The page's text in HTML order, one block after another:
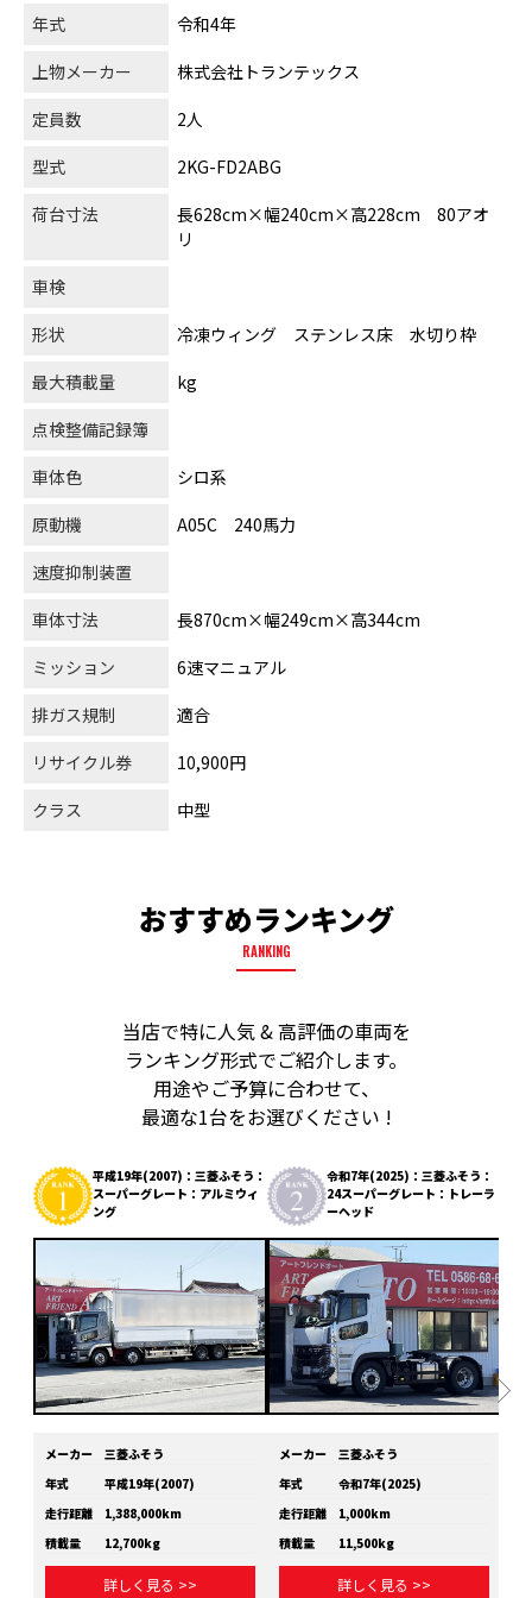
年式
令和4年
上物メーカー
株式会社トランテックス
定員数
2人
型式
2KG-FD2ABG
荷台寸法
長628cm×幅240cm×高228cm 80アオ
リ
車検
形状
冷凍ウィング ステンレス床 水切り枠
最大積載量
kg
点検整備記録簿
車体色
シロ系
原動機
A05C 240馬力
速度抑制装置
車体寸法
長870cm×幅249cm×高344cm
ミッション
6速マニュアル
排ガス規制
適合
リサイクル券
10,900円
クラス
中型
おすすめランキング
RANKING
当店で特に人気 & 高評価の車両を
ランキング形式でご紹介します。
用途やご予算に合わせて、
最適な1台をお選びください !
平成19年(2007)：三菱ふそう：
スーパーグレート：アルミウィ
ング
メーカー
三菱ふそう
年式
平成19年(2007)
走行距離
1,388,000km
積載量
12,700kg
詳しく見る >>
令和7年(2025)：三菱ふそう：
24スーパーグレート：トレーラ
ーヘッド
メーカー
三菱ふそう
年式
令和7年(2025)
走行距離
1,000km
積載量
11,500kg
詳しく見る >>